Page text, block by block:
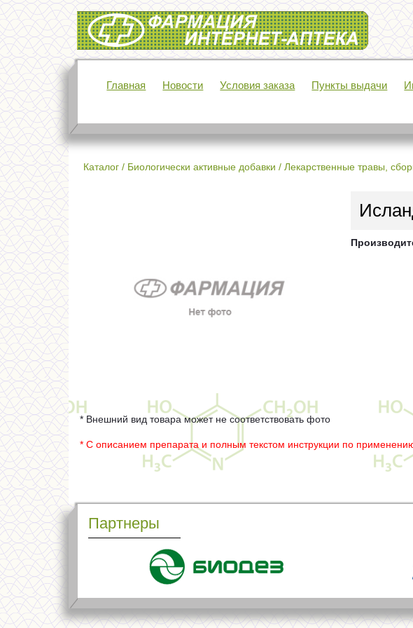
Интернет-аптека Фармация
Главная Новости Условия заказа Пункты выдачи
Каталог / Биологически активные добавки / Лекарственные травы,
* Внешний вид товара может не соответствовать фото
* С описанием препарата и полным текстом инструкции по
Партнеры